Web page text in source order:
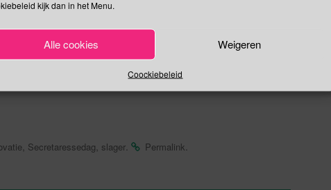
kijk dan in het Menu.
Alle cookies Weigeren
Coockiebeleid
aan creativiteit en innovatie, ook Nederland is van de
er mee doet.
alleen!
, Secretaressedag, slager. Permalink.